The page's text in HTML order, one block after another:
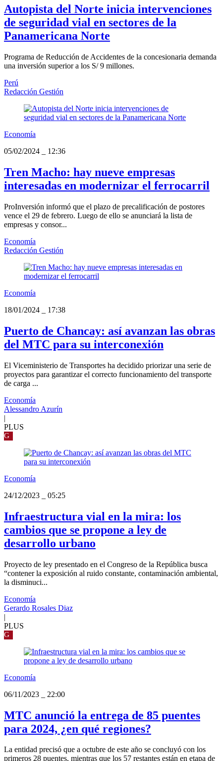
Autopista del Norte inicia intervenciones
de seguridad vial en sectores de la
Panamericana Norte
Programa de Reducción de Accidentes de la concesionaria demanda
una inversión superior a los S/ 9 millones.
Perú
Redacción Gestión
Economía
05/02/2024
12:36
Tren Macho: hay nueve empresas
interesadas en modernizar el ferrocarril
ProInversión informó que el plazo de precalificación de postores
vence el 29 de febrero. Luego de ello se anunciará la lista de
empresas y consor...
Economía
Redacción Gestión
Economía
18/01/2024
17:38
Puerto de Chancay: así avanzan las obras
del MTC para su interconexión
El Viceministerio de Transportes ha decidido priorizar una serie de
proyectos para garantizar el correcto funcionamiento del transporte
de carga ...
Economía
Alessandro Azurín
|
PLUS
G
Economía
24/12/2023
05:25
Infraestructura vial en la mira: los
cambios que se propone a ley de
desarrollo urbano
Proyecto de ley presentado en el Congreso de la República busca
“contener la exposición al ruido constante, contaminación ambiental,
la disminuci...
Economía
Gerardo Rosales Diaz
|
PLUS
G
Economía
06/11/2023
22:00
MTC anunció la entrega de 85 puentes
para 2024, ¿en qué regiones?
La entidad precisó que a octubre de este año se concluyó con los
primeros 28 puentes, mientras que los 57 restantes están en etapa de